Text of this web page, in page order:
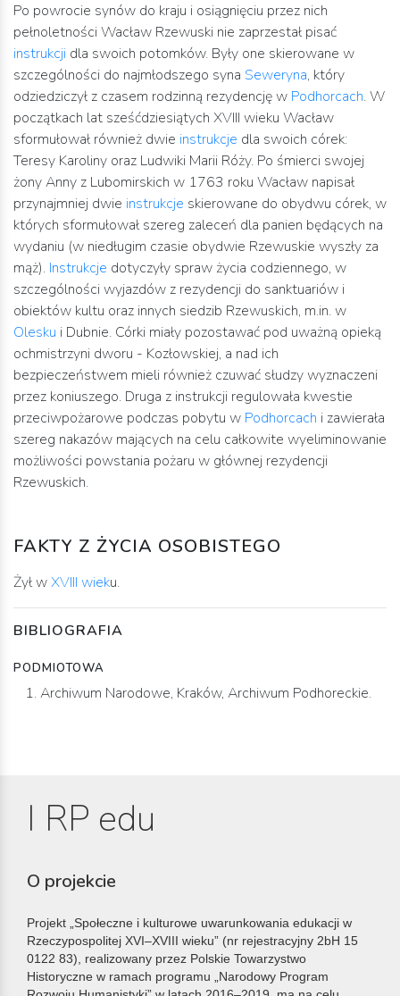
Po powrocie synów do kraju i osiągnięciu przez nich
pełnoletności Wacław Rzewuski nie zaprzestał pisać
instrukcji dla swoich potomków. Były one skierowane w
szczególności do najmłodszego syna Seweryna, który
odziedziczył z czasem rodzinną rezydencję w Podhorcach. W
początkach lat sześćdziesiątych XVIII wieku Wacław
sformułował również dwie instrukcje dla swoich córek:
Teresy Karoliny oraz Ludwiki Marii Róży. Po śmierci swojej
żony Anny z Lubomirskich w 1763 roku Wacław napisał
przynajmniej dwie instrukcje skierowane do obydwu córek, w
których sformułował szereg zaleceń dla panien będących na
wydaniu (w niedługim czasie obydwie Rzewuskie wyszły za
mąż). Instrukcje dotyczyły spraw życia codziennego, w
szczególności wyjazdów z rezydencji do sanktuariów i
obiektów kultu oraz innych siedzib Rzewuskich, m.in. w
Olesku i Dubnie. Córki miały pozostawać pod uważną opieką
ochmistrzyni dworu - Kozłowskiej, a nad ich
bezpieczeństwem mieli również czuwać słudzy wyznaczeni
przez koniuszego. Druga z instrukcji regulowała kwestie
przeciwpożarowe podczas pobytu w Podhorcach i zawierała
szereg nakazów mających na celu całkowite wyeliminowanie
możliwości powstania pożaru w głównej rezydencji
Rzewuskich.
FAKTY Z ŻYCIA OSOBISTEGO
Żył wXVIII wieku.
BIBLIOGRAFIA
PODMIOTOWA
Archiwum Narodowe, Kraków, Archiwum Podhoreckie.
I RP edu
O projekcie
Projekt „Społeczne i kulturowe uwarunkowania edukacji w
Rzeczypospolitej XVI–XVIII wieku” (nr rejestracyjny 2bH 15
0122 83), realizowany przez Polskie Towarzystwo
Historyczne w ramach programu „Narodowy Program